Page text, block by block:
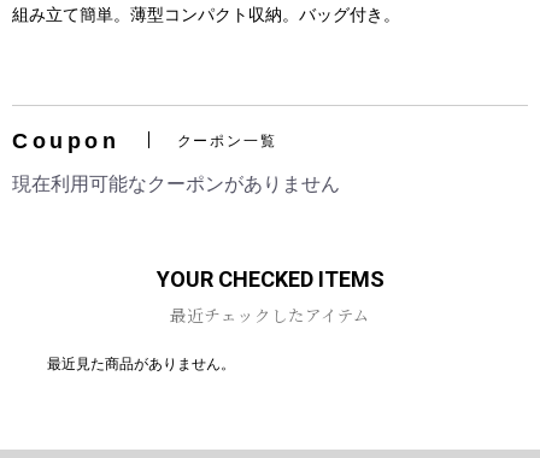
組み立て簡単。薄型コンパクト収納。バッグ付き。
Coupon クーポン一覧
現在利用可能なクーポンがありません
YOUR CHECKED ITEMS
最近チェックしたアイテム
最近見た商品がありません。